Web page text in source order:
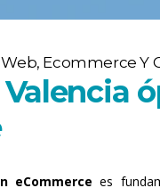
, Ecommerce Y
eCommerce es